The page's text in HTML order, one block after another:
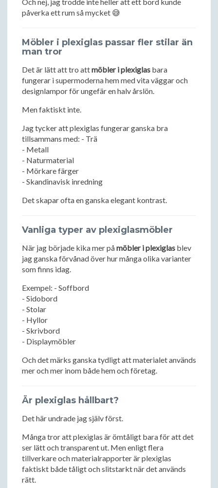
påverka ett rum så mycket 😅
Möbler i plexiglas passar fler stilar än
man tror
Det är lätt att tro attmöbler i plexiglas bara
fungerar i supermoderna hem med vita väggar och
designlampor för ungefär en halv årslön.
Men faktiskt inte.
Jag tycker att plexiglas fungerar ganska bra
tillsammans med: - Trä
- Metall
- Naturmaterial
- Mörkare färger
- Skandinavisk inredning
Det skapar ofta en ganska elegant kontrast.
Vanliga typer av plexiglasmöbler
När jag började kika mer påmöbler i plexiglas blev
jag ganska förvånad över hur många olika varianter
som finns idag.
Exempel: - Soffbord
- Sidobord
- Stolar
- Hyllor
- Skrivbord
- Displaymöbler
Och det märks ganska tydligt att materialet används
mer och mer inom både hem och företag.
Är plexiglas hållbart?
Det här undrade jag själv först.
Många tror att plexiglas är ömtåligt bara för att det
ser lätt och transparent ut. Men enligt flera
tillverkare och materialrapporter är plexiglas
faktiskt både tåligt och slitstarkt när det används
rätt.